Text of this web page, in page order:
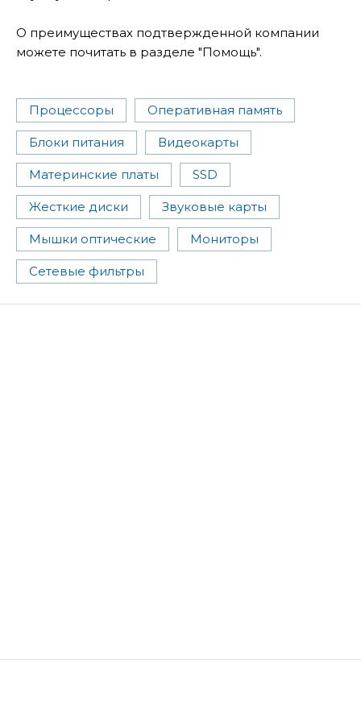
О преимуществах подтвержденной компании
можете почитать в разделе "Помощь".
Процессоры Оперативная память
Блоки питания Видеокарты
Материнские платы SSD
Жесткие диски Звуковые карты
Мышки оптические Мониторы
Сетевые фильтры